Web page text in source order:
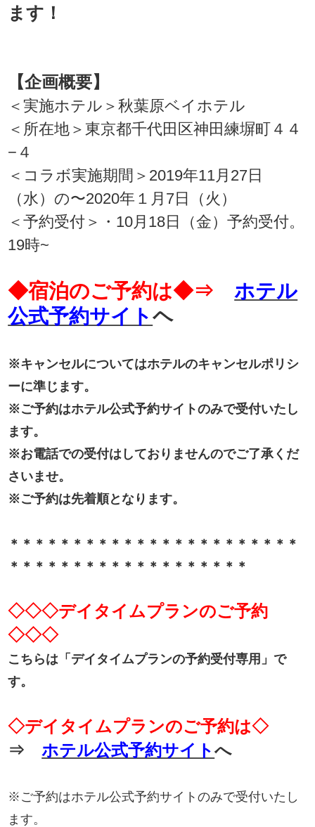
ます！
【企画概要】
＜実施ホテル＞秋葉原ベイホテル
＜所在地＞東京都千代田区神田練塀町４４
−４
＜コラボ実施期間＞2019年11月27日
（水）の〜2020年１月7日（火）
＜予約受付＞・10月18日（金）予約受付。
19時~
◆宿泊のご予約は◆⇒ホテル
公式予約サイトヘ
※キャンセルについてはホテルのキャンセルポリシ
ーに準じます。
※ご予約はホテル公式予約サイトのみで受付いたし
ます。
※お電話での受付はしておりませんのでご了承くだ
さいませ。
※ご予約は先着順となります。
＊＊＊＊＊＊＊＊＊＊＊＊＊＊＊＊＊＊＊＊＊＊＊
＊＊＊＊＊＊＊＊＊＊＊＊＊＊＊＊＊＊＊
◇◇◇デイタイムプランのご予約
◇◇◇
こちらは「デイタイムプランの予約受付専用」で
す。
◇デイタイムプランのご予約は◇
⇒ホテル公式予約サイトへ
※ご予約はホテル公式予約サイトのみで受付いたし
ます。